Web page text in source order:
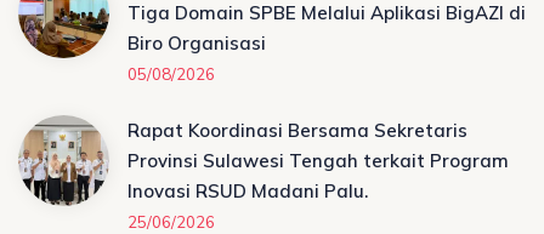
Tiga Domain SPBE Melalui Aplikasi BigAZI di
Biro Organisasi
05/08/2026
Rapat Koordinasi Bersama Sekretaris
Provinsi Sulawesi Tengah terkait Program
Inovasi RSUD Madani Palu.
25/06/2026